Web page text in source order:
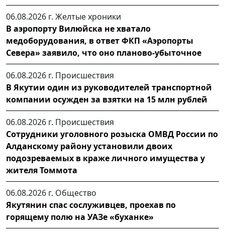
06.08.2026 г. Желтые хроники
В аэропорту Вилюйска не хватало
медоборудования, в ответ ФКП «Аэропорты
Севера» заявило, что оно планово-убыточное
06.08.2026 г. Происшествия
В Якутии один из руководителей транспортной
компании осужден за взятки на 15 млн рублей
06.08.2026 г. Происшествия
Сотрудники уголовного розыска ОМВД России по
Алданскому району установили двоих
подозреваемых в краже личного имущества у
жителя Томмота
06.08.2026 г. Общество
Якутянин спас сослуживцев, проехав по
горящему полю на УАЗе «буханке»